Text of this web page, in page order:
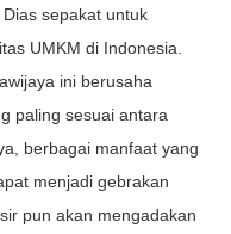
sepakat untuk
UMKM di Indonesia.
ini berusaha
paling sesuai antara
berbagai manfaat yang
menjadi gebrakan
pun akan mengadakan